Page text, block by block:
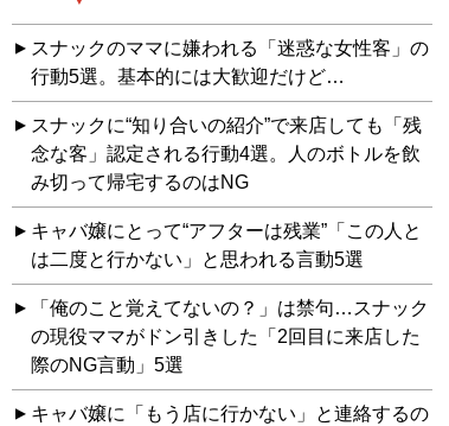
スナックのママに嫌われる「迷惑な女性客」の
行動5選。基本的には大歓迎だけど…
スナックに“知り合いの紹介”で来店しても「残
念な客」認定される行動4選。人のボトルを飲
み切って帰宅するのはNG
キャバ嬢にとって“アフターは残業”「この人と
は二度と行かない」と思われる言動5選
「俺のこと覚えてないの？」は禁句…スナック
の現役ママがドン引きした「2回目に来店した
際のNG言動」5選
キャバ嬢に「もう店に行かない」と連絡するの